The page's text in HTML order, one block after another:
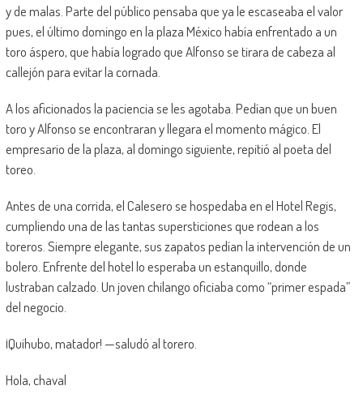
y de malas. Parte del público pensaba que ya le escaseaba el valor
pues, el último domingo en la plaza México había enfrentado a un
toro áspero, que había logrado que Alfonso se tirara de cabeza al
callejón para evitar la cornada.
A los aficionados la paciencia se les agotaba. Pedían que un buen
toro y Alfonso se encontraran y llegara el momento mágico. El
empresario de la plaza, al domingo siguiente, repitió al poeta del
toreo.
Antes de una corrida, el Calesero se hospedaba en el Hotel Regis,
cumpliendo una de las tantas supersticiones que rodean a los
toreros. Siempre elegante, sus zapatos pedían la intervención de un
bolero. Enfrente del hotel lo esperaba un estanquillo, donde
lustraban calzado. Un joven chilango oficiaba como “primer espada”
del negocio.
¡Quihubo, matador! —saludó al torero.
Hola, chaval